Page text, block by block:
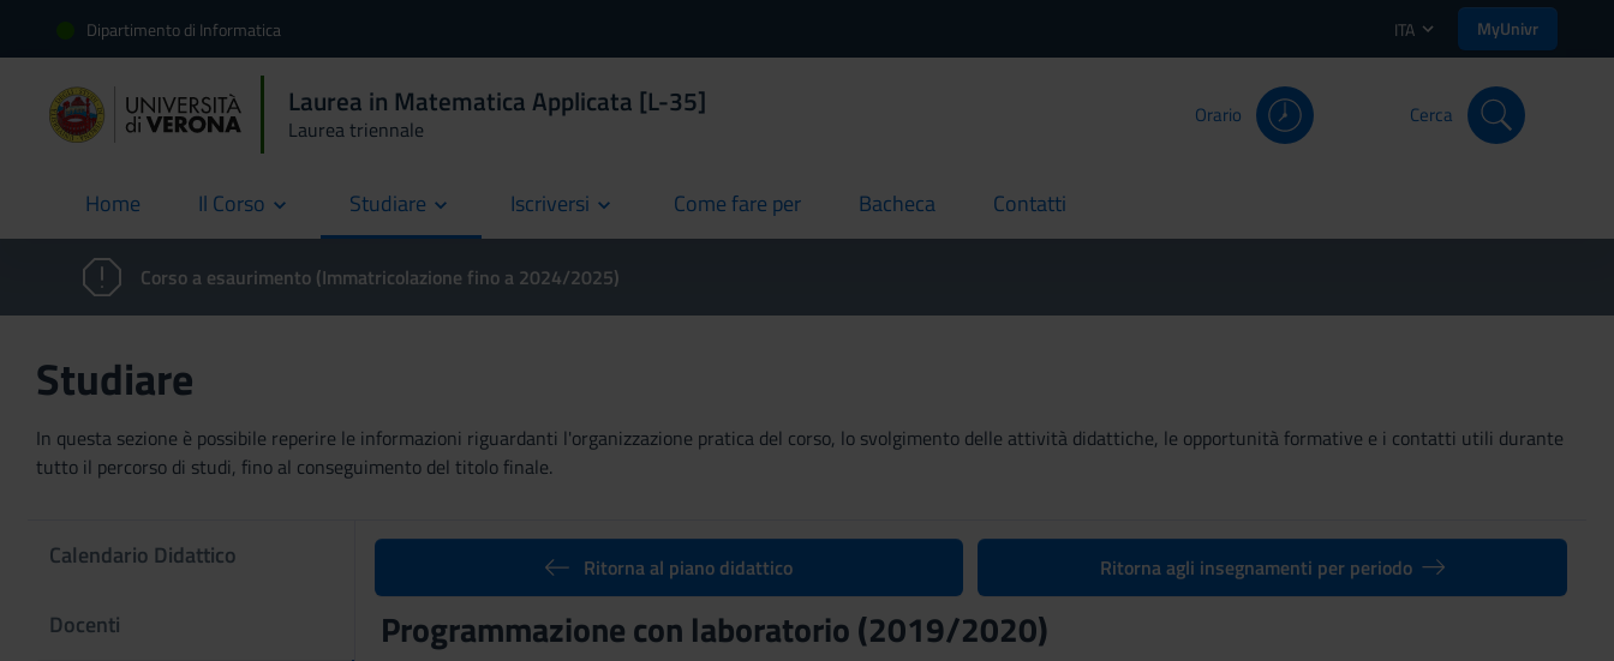
Dipartimento di Informatica ITA MyUnivr
Laurea in Matematica Applicata [L-35]
Laurea triennale
Orario Cerca
Home
current Il Corso Studiare Iscriversi Come fare per
current Bacheca
current Contatti
current
Corso a esaurimento (Immatricolazione fino a 2024/2025)
Studiare
In questa sezione è possibile reperire le informazioni riguardanti l'organizzazione pratica del corso, lo svolgimento delle attività didattiche, le opportunità formative e i contatti utili durante
tutto il percorso di studi, fino al conseguimento del titolo finale.
Calendario Didattico
Docenti
Ritorna al piano didattico Ritorna agli insegnamenti per periodo
Programmazione con laboratorio (2019/2020)